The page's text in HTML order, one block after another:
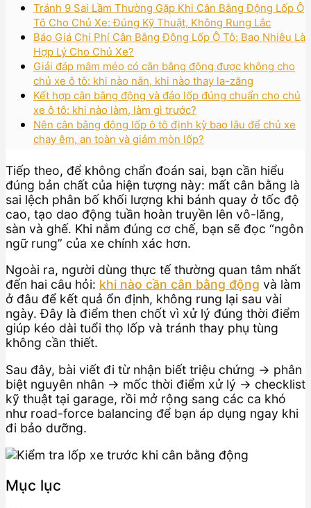
Tránh 9 Sai Lầm Thường Gặp Khi Cân Bằng Động Lốp Ô
Tô Cho Chủ Xe: Đúng Kỹ Thuật, Không Rung Lắc
Báo Giá Chi Phí Cân Bằng Động Lốp Ô Tô: Bao Nhiêu Là
Hợp Lý Cho Chủ Xe?
Giải đáp mâm méo có cân bằng động được không cho
chủ xe ô tô: khi nào nắn, khi nào thay la-zăng
Kết hợp cân bằng động và đảo lốp đúng chuẩn cho chủ
xe ô tô: khi nào làm, làm gì trước?
Nên cân bằng động lốp ô tô định kỳ bao lâu để chủ xe
chạy êm, an toàn và giảm mòn lốp?
Tiếp theo, để không chẩn đoán sai, bạn cần hiểu
đúng bản chất của hiện tượng này: mất cân bằng là
sai lệch phân bố khối lượng khi bánh quay ở tốc độ
cao, tạo dao động tuần hoàn truyền lên vô-lăng,
sàn và ghế. Khi nắm đúng cơ chế, bạn sẽ đọc “ngôn
ngữ rung” của xe chính xác hơn.
Ngoài ra, người dùng thực tế thường quan tâm nhất
đến hai câu hỏi: khi nào cần cân bằng động và làm
ở đâu để kết quả ổn định, không rung lại sau vài
ngày. Đây là điểm then chốt vì xử lý đúng thời điểm
giúp kéo dài tuổi thọ lốp và tránh thay phụ tùng
không cần thiết.
Sau đây, bài viết đi từ nhận biết triệu chứng → phân
biệt nguyên nhân → mốc thời điểm xử lý → checklist
kỹ thuật tại garage, rồi mở rộng sang các ca khó
như road-force balancing để bạn áp dụng ngay khi
đi bảo dưỡng.
Mục lục